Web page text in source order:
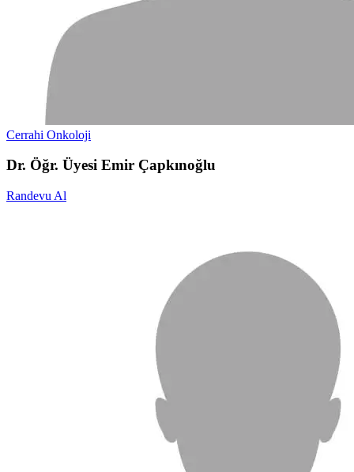
Cerrahi Onkoloji
Dr. Öğr. Üyesi Emir Çapkınoğlu
Randevu Al